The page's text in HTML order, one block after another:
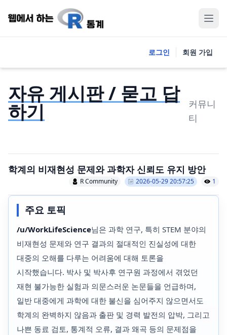
로그인 회원 가입
자유 게시판 / 묻고 답
하기
커뮤니
티
학계의 비재현성 문제와 과학자 신뢰도 유지 방안
R Community 2026-05-29 20:57:25 1
주요 토픽
/u/WorkLifeScience님은 과학 연구, 특히 STEM 분야의
비재현성 문제와 연구 결과의 절대적인 진실성에 대한
대중의 오해를 다루는 어려움에 대해 토론을
시작했습니다. 박사 및 박사후 연구원 과정에서 겪었던
재현 불가능한 실험과 의문스러운 논문들을 언급하며,
일반 대중에게 과학에 대한 불신을 심어주지 않으면서도
학계의 완벽하지 않음과 출판 및 경력 발전의 압박, 그리고
나쁜 동료 검토, 통계적 오류, 결과 왜곡 등의 문제점을